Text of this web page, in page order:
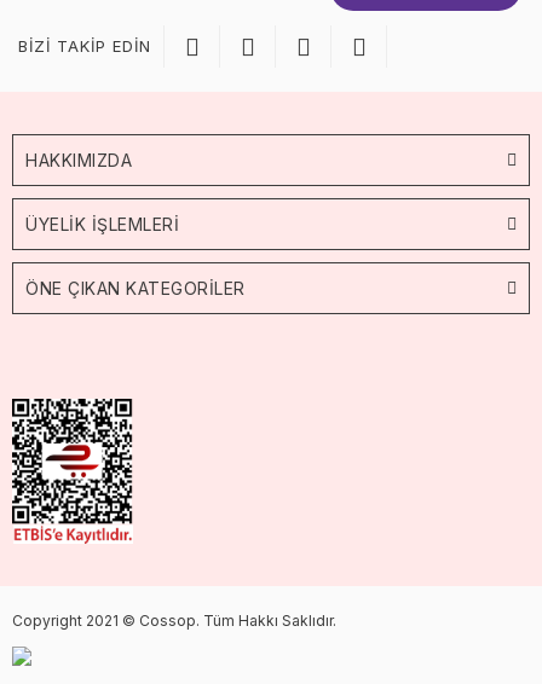
BİZİ TAKİP EDİN
HAKKIMIZDA
ÜYELİK İŞLEMLERİ
ÖNE ÇIKAN KATEGORİLER
Copyright 2021 © Cossop. Tüm Hakkı Saklıdır.